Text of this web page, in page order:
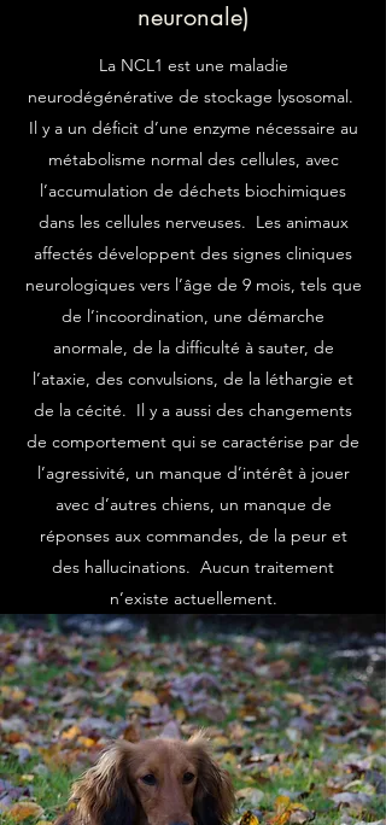
neuronale)
La NCL1 est une maladie
neurodégénérative de stockage lysosomal.
Il y a un déficit d’une enzyme nécessaire au
métabolisme normal des cellules, avec
l’accumulation de déchets biochimiques
dans les cellules nerveuses. Les animaux
affectés développent des signes cliniques
neurologiques vers l’âge de 9 mois, tels que
de l’incoordination, une démarche
anormale, de la difficulté à sauter, de
l’ataxie, des convulsions, de la léthargie et
de la cécité. Il y a aussi des changements
de comportement qui se caractérise par de
l’agressivité, un manque d’intérêt à jouer
avec d’autres chiens, un manque de
réponses aux commandes, de la peur et
des hallucinations. Aucun traitement
n’existe actuellement.